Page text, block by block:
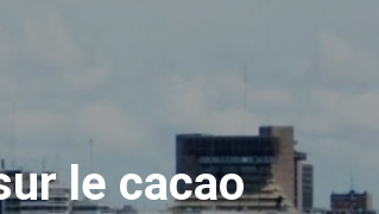
le cacao